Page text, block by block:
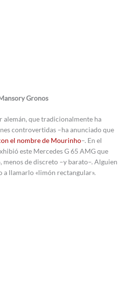
Gronos
alemán, que tradicionalmente ha
controvertidas –ha anunciado que
el nombre de Mourinho–. En el
este Mercedes G 65 AMG que
menos de discreto –y barato–. Alguien
a llamarlo «limón rectangular».